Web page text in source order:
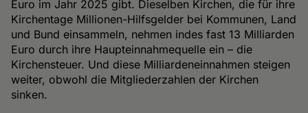
Euro im Jahr 2025 gibt. Dieselben Kirchen, die für ihre
Kirchentage Millionen-Hilfsgelder bei Kommunen, Land
und Bund einsammeln, nehmen indes fast 13 Milliarden
Euro durch ihre Haupteinnahmequelle ein – die
Kirchensteuer. Und diese Milliardeneinnahmen steigen
weiter, obwohl die Mitgliederzahlen der Kirchen
sinken.